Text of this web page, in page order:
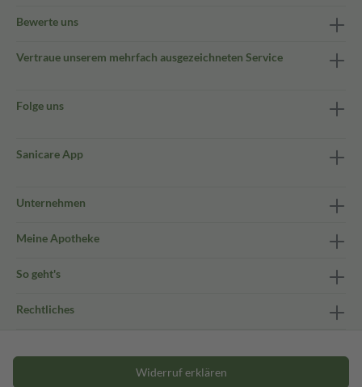
Bewerte uns
Vertraue unserem mehrfach ausgezeichneten Service
Folge uns
Sanicare App
Unternehmen
Meine Apotheke
So geht's
Rechtliches
Widerruf erklären